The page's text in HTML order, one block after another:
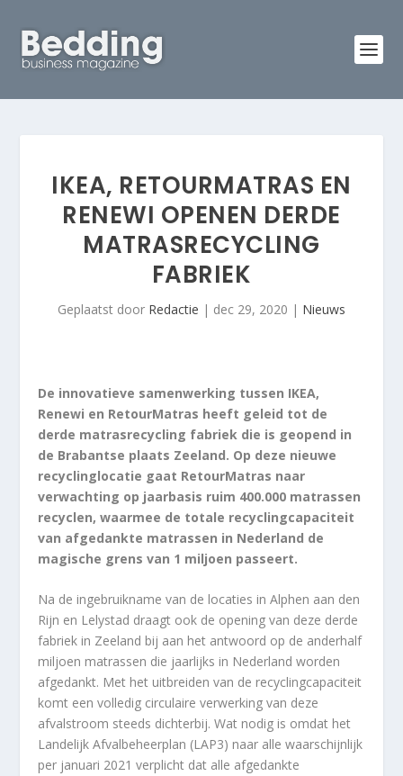
IKEA, RETOURMATRAS EN
RENEWI OPENEN DERDE
MATRASRECYCLING
FABRIEK
Geplaatst door Redactie | dec 29, 2020 | Nieuws
De innovatieve samenwerking tussen IKEA,
Renewi en RetourMatras heeft geleid tot de
derde matrasrecycling fabriek die is geopend in
de Brabantse plaats Zeeland. Op deze nieuwe
recyclinglocatie gaat RetourMatras naar
verwachting op jaarbasis ruim 400.000 matrassen
recyclen, waarmee de totale recyclingcapaciteit
van afgedankte matrassen in Nederland de
magische grens van 1 miljoen passeert.
Na de ingebruikname van de locaties in Alphen aan den
Rijn en Lelystad draagt ook de opening van deze derde
fabriek in Zeeland bij aan het antwoord op de anderhalf
miljoen matrassen die jaarlijks in Nederland worden
afgedankt. Met het uitbreiden van de recyclingcapaciteit
komt een volledig circulaire verwerking van deze
afvalstroom steeds dichterbij. Wat nodig is omdat het
Landelijk Afvalbeheerplan (LAP3) naar alle waarschijnlijk
per januari 2021 verplicht dat alle afgedankte